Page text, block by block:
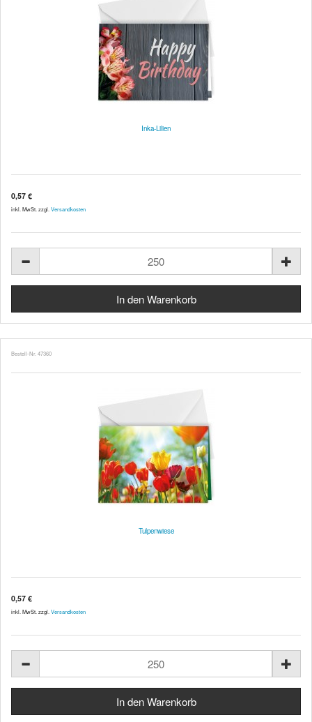
Inka-Lilien
0,57 €
inkl. MwSt. zzgl. Versandkosten
Bestell-Nr. 47360
Tulpenwiese
0,57 €
inkl. MwSt. zzgl. Versandkosten